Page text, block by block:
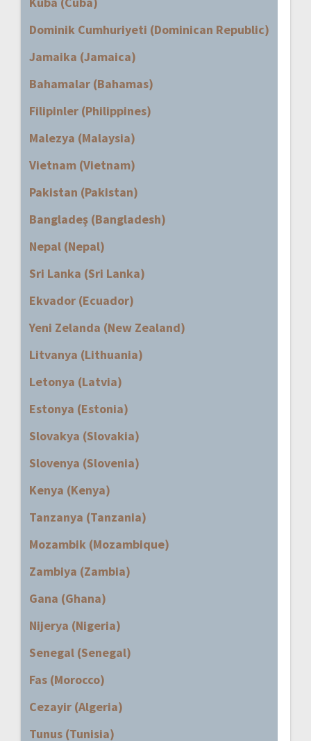
Dominik Cumhuriyeti (Dominican Republic)
Jamaika (Jamaica)
Bahamalar (Bahamas)
Filipinler (Philippines)
Malezya (Malaysia)
Vietnam (Vietnam)
Pakistan (Pakistan)
Bangladeş (Bangladesh)
Nepal (Nepal)
Sri Lanka (Sri Lanka)
Ekvador (Ecuador)
Yeni Zelanda (New Zealand)
Litvanya (Lithuania)
Letonya (Latvia)
Estonya (Estonia)
Slovakya (Slovakia)
Slovenya (Slovenia)
Kenya (Kenya)
Tanzanya (Tanzania)
Mozambik (Mozambique)
Zambiya (Zambia)
Gana (Ghana)
Nijerya (Nigeria)
Senegal (Senegal)
Fas (Morocco)
Cezayir (Algeria)
Tunus (Tunisia)